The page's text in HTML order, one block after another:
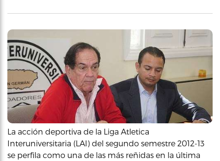
La acción deportiva de la Liga Atletica
Interuniversitaria (LAI) del segundo semestre 2012-13
se perfila como una de las más reñidas en la última